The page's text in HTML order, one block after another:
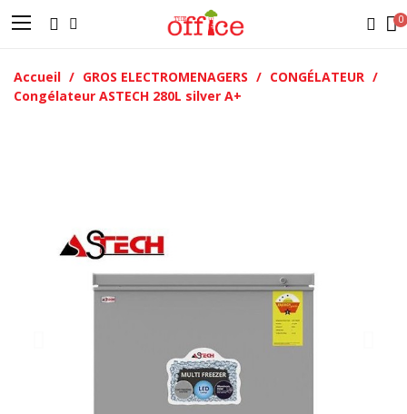
Accueil GROS ELECTROMENAGERS
CONGÉLATEUR
Congélateur ASTECH 280L silver A+